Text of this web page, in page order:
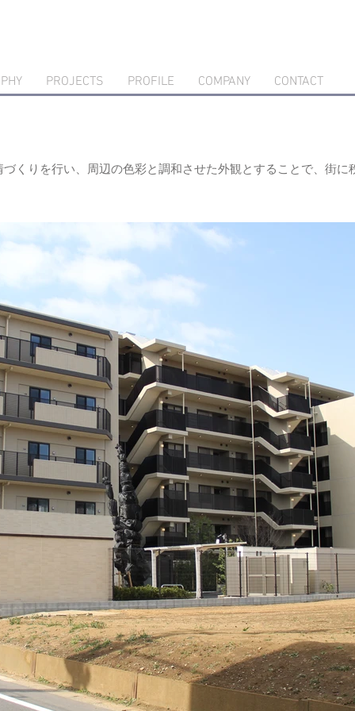
PROJECTS PROFILE COMPANY CONTACT
くりを行い、周辺の色彩と調和させた外観とすることで、街に